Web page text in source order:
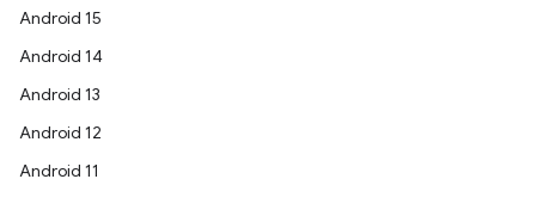
Android 15
Android 14
Android 13
Android 12
Android 11